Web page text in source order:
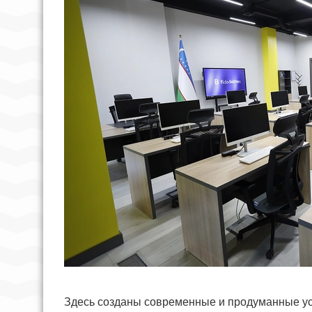
Здесь созданы современные и продуманные